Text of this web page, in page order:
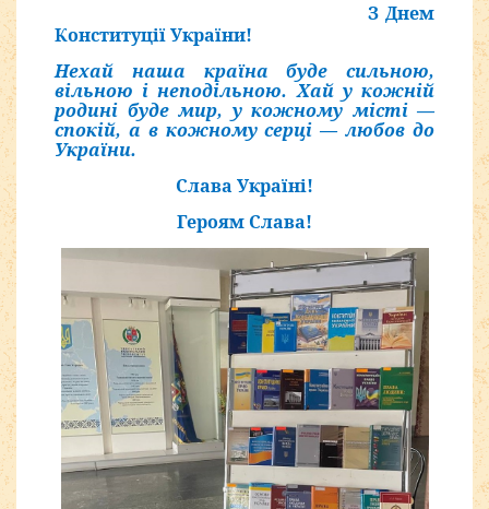
З Днем
Конституції України!
Нехай наша країна буде сильною,
вільною і неподільною. Хай у кожній
родині буде мир, у кожному місті —
спокій, а в кожному серці — любов до
України.
Слава Україні!
Героям Слава!